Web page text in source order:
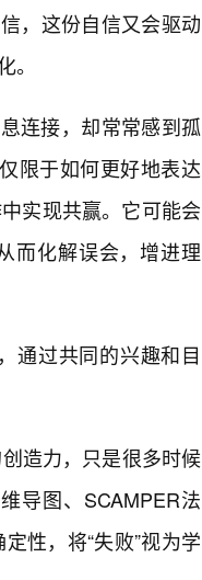
，这份自信又会驱动
连接，却常常感到孤
限于如何更好地表达
实现共赢。它可能会
而化解误会，增进理
通过共同的兴趣和目
造力，只是很多时候
导图、SCAMPER法
性，将“失败”视为学